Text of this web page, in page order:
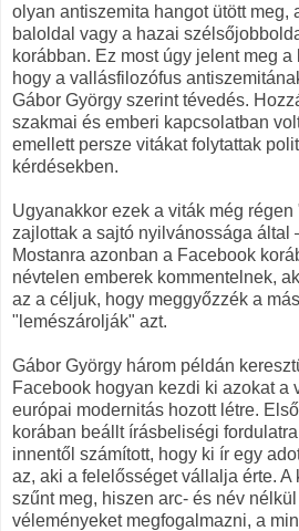
olyan antiszemita hangot ütött meg,
baloldal vagy a hazai
korábban. Ez most úgy jelent meg
hogy a vallásfilozófus
Gábor György szerint tévedés.
szakmai és emberi kapcsolatban
emellett persze vitákat folytattak
kérdésekben.
Ugyanakkor ezek a viták még
zajlottak a sajtó nyilvánossága által
Mostanra azonban a Facebook
névtelen emberek kommentelnek,
az a céljuk, hogy meggyőzzék a
"lemészárolják" azt.
Gábor György három példán
Facebook hogyan kezdi ki azokat a
európai modernitás hozott létre.
korában beállt írásbeliségi
innentől számított, hogy ki ír egy
az, aki a felelősséget vállalja érte.
szűnt meg, hiszen arc- és név
véleményeket megfogalmazni, a